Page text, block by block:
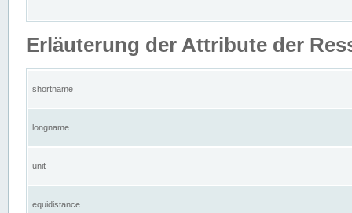
Erläuterung der Attribute der
shortname
longname
unit
equidistance